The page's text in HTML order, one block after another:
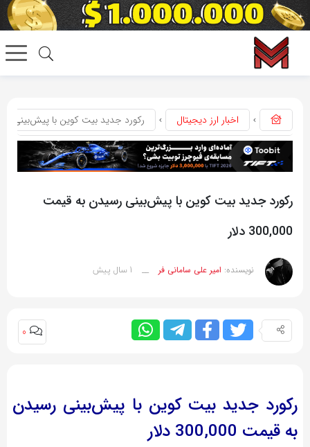
اخبار ارز دیجیتال رکورد جدید بیت کوین با پیش‌بینی رسیدن به
رکورد جدید بیت کوین با پیش‌بینی رسیدن به قیمت
300,000 دلار
نویسنده: امیر علی سامانی فر __ 1 سال پیش
0
رکورد جدید بیت کوین با پیش‌بینی رسیدن
به قیمت 300,000 دلار